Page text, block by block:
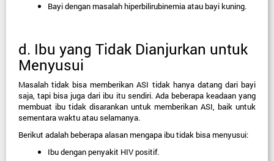
Bayi dengan masalah hiperbilirubinemia atau bayi kuning.
d. Ibu yang Tidak Dianjurkan untuk
Menyusui
Masalah tidak bisa memberikan ASI tidak hanya datang dari bayi
saja, tapi bisa juga dari ibu itu sendiri. Ada beberapa keadaan yang
membuat ibu tidak disarankan untuk memberikan ASI, baik untuk
sementara waktu atau selamanya.
Berikut adalah beberapa alasan mengapa ibu tidak bisa menyusui:
Ibu dengan penyakit HIV positif.